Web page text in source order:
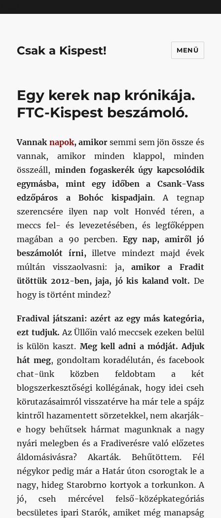
Csak a Kispest! MENÜ
Egy kerek nap krónikája.
FTC-Kispest beszámoló.
Vannak napok, amikor semmi sem jön össze és
vannak, amikor minden klappol, minden
összeáll, minden fogaskerék úgy kapcsolódik
egymásba, mint egy időben a Csank-Vass
edzőpáros a Bohóc kispadjain. A tegnap
szerencsére ilyen nap volt Honvéd téren, a
meccs fel- és levezetésében, és legfőképpen
magában a 90 percben. Egy nap, amiről jó
beszámolót írni,illetve mindezt majd évek
múltán visszaolvasni: ja,amikor a Fradit
ütöttük 2012-ben, jaja, jó kis kaland volt. De
hogy is történt mindez?
Fradival játszani: azért az egy más kategória,
ezt tudjuk.Az Üllőin való meccsek ezeken belül
is külön kaszt. Meg kell adni a módját. Adjuk
hát meg, gondoltam koradélután, és facebook
chat-ünk közben feldobtam a két
blogszerkesztőségi kollégának, hogy idei cseh
körutazásaimról visszatérve ha már tele a spájz
kintről hazamentett sörzetekkel, nem akarják-
e hogy behűtsek hármat magunknak a nagy
nyári melegben és a Fradiverésre való előzetes
áldomásivásra? Akarták. Behűtöttem. Fél
négykor pedig már a Határ úton csorogtak le a
nagy, hideg Starobrno kortyok a torkunkon. A
jó, cseh mércével felső-középkategóriás
becsületes ipari Starók, amiket még manapság